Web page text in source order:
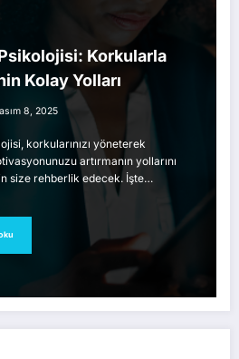
Korkularla
Kolay Yolları
8, 2025
korkularınızı yöneterek
artırmanın yollarını
size rehberlik edecek. İşte…